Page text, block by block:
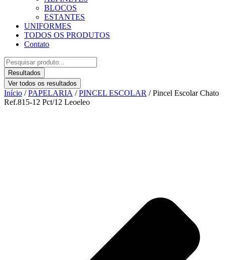
BLOCOS
ESTANTES
UNIFORMES
TODOS OS PRODUTOS
Contato
Pesquisar
...Resultados
Ver todos os resultados
Início /PAPELARIA /PINCEL ESCOLAR / Pincel Escolar Chato
Ref.815-12 Pct/12 Leoeleo